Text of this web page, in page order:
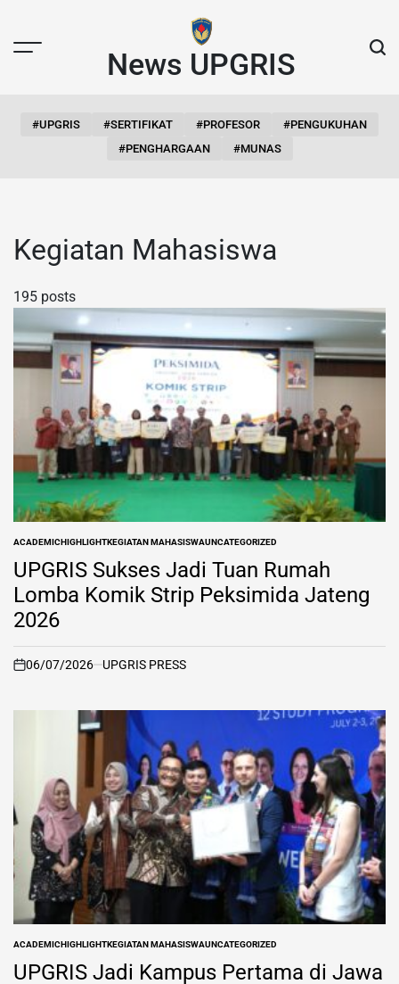
content
News UPGRIS
#UPGRIS #SERTIFIKAT #PROFESOR
#PENGUKUHAN
#PENGHARGAAN
#MUNAS
Kegiatan Mahasiswa
195 posts
POSTED
IN
ACADEMICHIGHLIGHTKEGIATAN MAHASISWAUNCATEGORIZED
UPGRIS Sukses Jadi Tuan Rumah
Lomba Komik Strip Peksimida Jateng
2026
on
06/07/2026 UPGRIS PRESS
POSTED
IN
ACADEMICHIGHLIGHTKEGIATAN MAHASISWAUNCATEGORIZED
UPGRIS Jadi Kampus Pertama di Jawa